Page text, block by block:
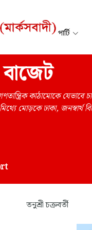
পার্টি
কাঠামোকে যেভাবে
মোড়কে ঢাকা, জনস্বার্থ
তনুশ্রী চক্রবর্তী